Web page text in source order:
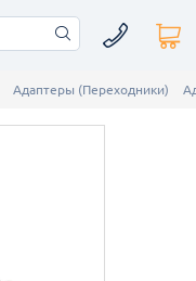
Адаптеры (Переходники)